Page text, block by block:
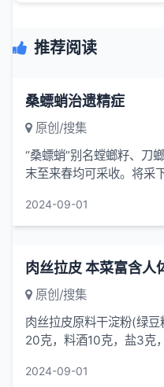
推荐阅读
桑螵蛸治遗精症
原创/搜集
“桑螵蛸”别名螳螂籽、刀
末至来春均可采收。将采
研末，早...
2024-09-01
肉丝拉皮 本菜富含人
原创/搜集
肉丝拉皮原料干淀粉(绿
20克，料酒10克，盐3克
2024-09-01